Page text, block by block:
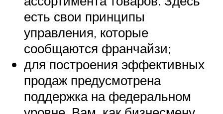
есть свои принципы
управления, которые
сообщаются франчайзи;
для построения эффективных
продаж предусмотрена
поддержка на федеральном